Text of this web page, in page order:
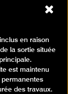
en raison
la sortie située
est maintenu
des travaux.